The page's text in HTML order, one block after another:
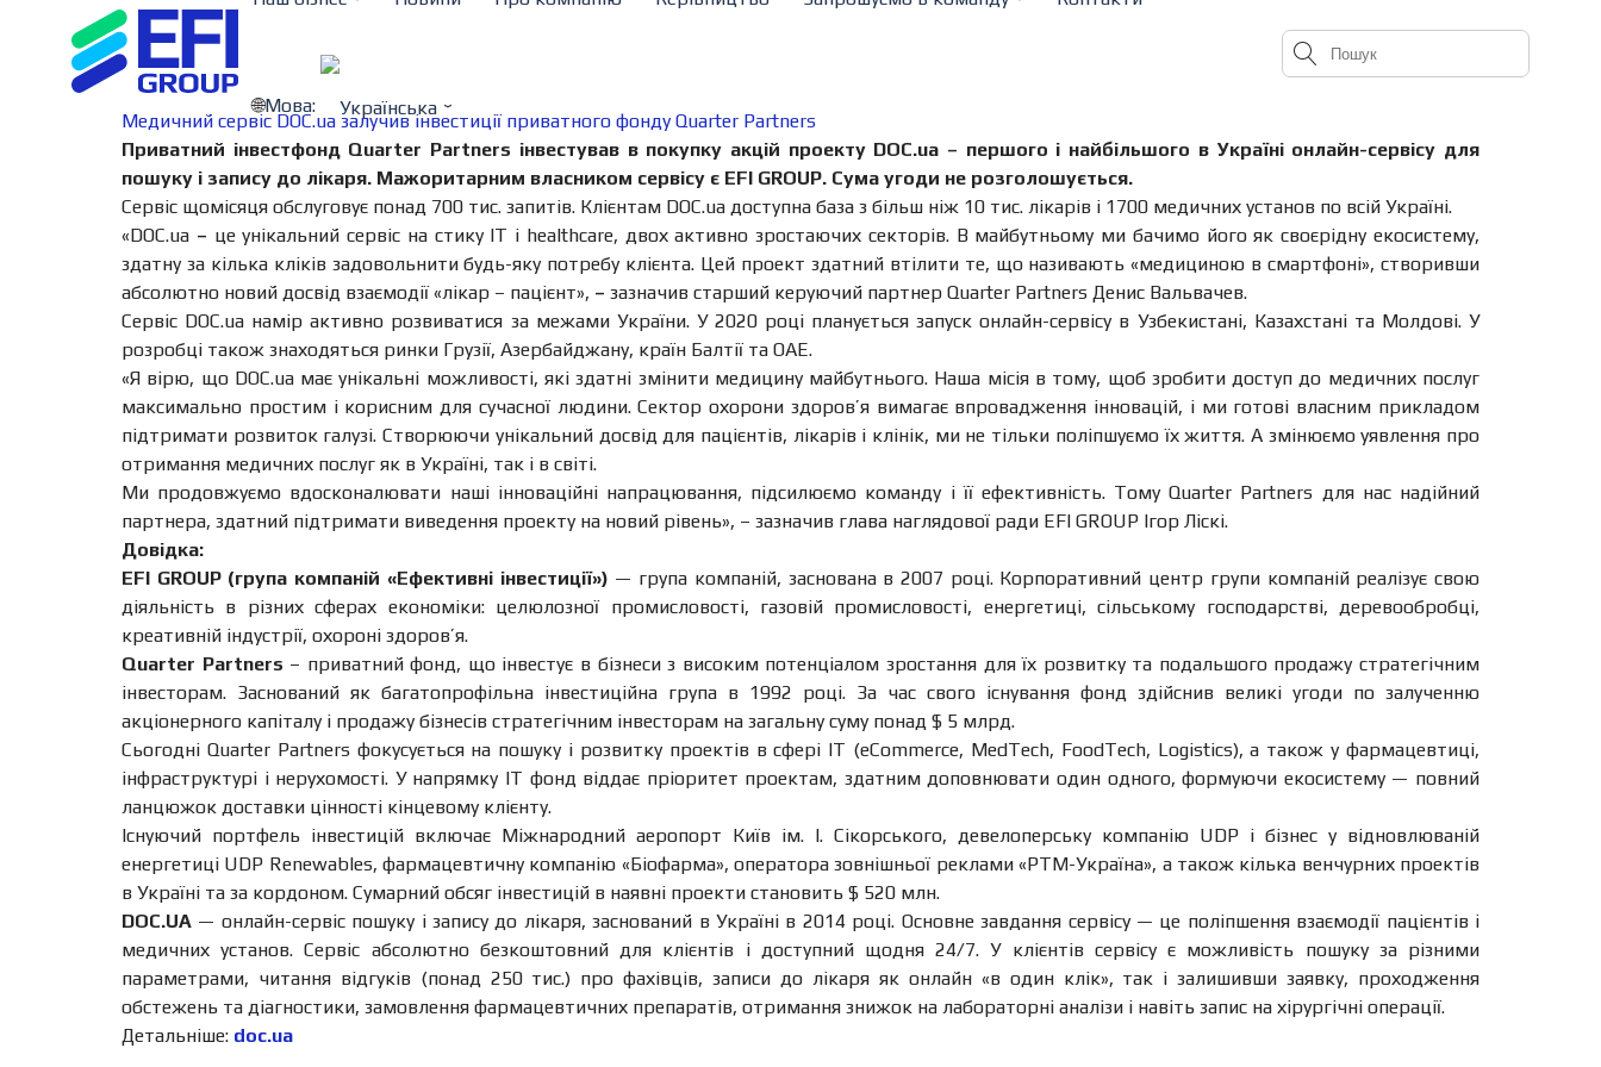
Мова:
Медичний сервіс DOC.ua залучив інвестиції приватного фонду Quarter Partners
Приватний інвестфонд Quarter Partners інвестував в покупку акцій проекту DОС.ua – першого і найбільшого в Україні онлайн-сервісу для
пошуку і запису до лікаря. Мажоритарним власником сервісу є EFI GROUP. Сума угоди не розголошується.
Сервіс щомісяця обслуговує понад 700 тис. запитів. Клієнтам DОС.ua доступна база з більш ніж 10 тис. лікарів і 1700 медичних установ по всій Україні.
«DОС.ua – це унікальний сервіс на стику IT і healthcare, двох активно зростаючих секторів. В майбутньому ми бачимо його як своєрідну екосистему,
здатну за кілька кліків задовольнити будь-яку потребу клієнта. Цей проект здатний втілити те, що називають «медициною в смартфоні», створивши
абсолютно новий досвід взаємодії «лікар – пацієнт», – зазначив старший керуючий партнер Quarter Partners Денис Вальвачев.
Сервіс DОС.ua намір активно розвиватися за межами України. У 2020 році планується запуск онлайн-сервісу в Узбекистані, Казахстані та Молдові. У
розробці також знаходяться ринки Грузії, Азербайджану, країн Балтії та ОАЕ.
«Я вірю, що DОС.ua має унікальні можливості, які здатні змінити медицину майбутнього. Наша місія в тому, щоб зробити доступ до медичних послуг
максимально простим і корисним для сучасної людини. Сектор охорони здоров’я вимагає впровадження інновацій, і ми готові власним прикладом
підтримати розвиток галузі. Створюючи унікальний досвід для пацієнтів, лікарів і клінік, ми не тільки поліпшуємо їх життя. А змінюємо уявлення про
отримання медичних послуг як в Україні, так і в світі.
Ми продовжуємо вдосконалювати наші інноваційні напрацювання, підсилюємо команду і її ефективність. Тому Quarter Partners для нас надійний
партнера, здатний підтримати виведення проекту на новий рівень», – зазначив глава наглядової ради EFI GROUP Ігор Ліскі.
Довідка:
EFI GROUP (група компаній «Ефективні інвестиції») — група компаній, заснована в 2007 році. Корпоративний центр групи компаній реалізує свою
діяльність в різних сферах економіки: целюлозної промисловості, газовій промисловості, енергетиці, сільському господарстві, деревообробці,
креативній індустрії, охороні здоров’я.
Quarter Partners – приватний фонд, що інвестує в бізнеси з високим потенціалом зростання для їх розвитку та подальшого продажу стратегічним
інвесторам. Заснований як багатопрофільна інвестиційна група в 1992 році. За час свого існування фонд здійснив великі угоди по залученню
акціонерного капіталу і продажу бізнесів стратегічним інвесторам на загальну суму понад $ 5 млрд.
Сьогодні Quarter Partners фокусується на пошуку і розвитку проектів в сфері IT (eCommerce, MedTech, FoodTech, Logistics), а також у фармацевтиці,
інфраструктурі і нерухомості. У напрямку IT фонд віддає пріоритет проектам, здатним доповнювати один одного, формуючи екосистему — повний
ланцюжок доставки цінності кінцевому клієнту.
Існуючий портфель інвестицій включає Міжнародний аеропорт Київ ім. І. Сікорського, девелоперську компанію UDP і бізнес у відновлюваній
енергетиці UDP Renewables, фармацевтичну компанію «Біофарма», оператора зовнішньої реклами «РТМ-Україна», а також кілька венчурних проектів
в Україні та за кордоном. Сумарний обсяг інвестицій в наявні проекти становить $ 520 млн.
DOC.UA — онлайн-сервіс пошуку і запису до лікаря, заснований в Україні в 2014 році. Основне завдання сервісу — це поліпшення взаємодії пацієнтів і
медичних установ. Сервіс абсолютно безкоштовний для клієнтів і доступний щодня 24/7. У клієнтів сервісу є можливість пошуку за різними
параметрами, читання відгуків (понад 250 тис.) про фахівців, записи до лікаря як онлайн «в один клік», так і залишивши заявку, проходження
обстежень та діагностики, замовлення фармацевтичних препаратів, отримання знижок на лабораторні аналізи і навіть запис на хірургічні операції.
Детальніше: doc.ua